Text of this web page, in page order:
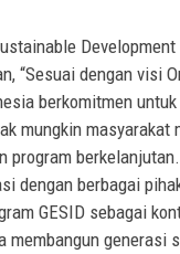
“Sesuai dengan visi
berkomitmen
mungkin
program
dengan berbagai
GESID sebagai
membangun generasi